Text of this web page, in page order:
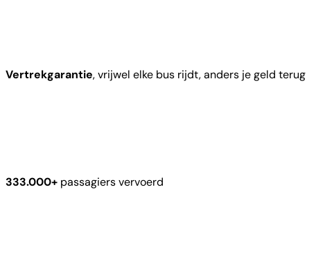
Vertrekgarantie, vrijwel elke bus rijdt, anders je geld terug
333.000+ passagiers vervoerd